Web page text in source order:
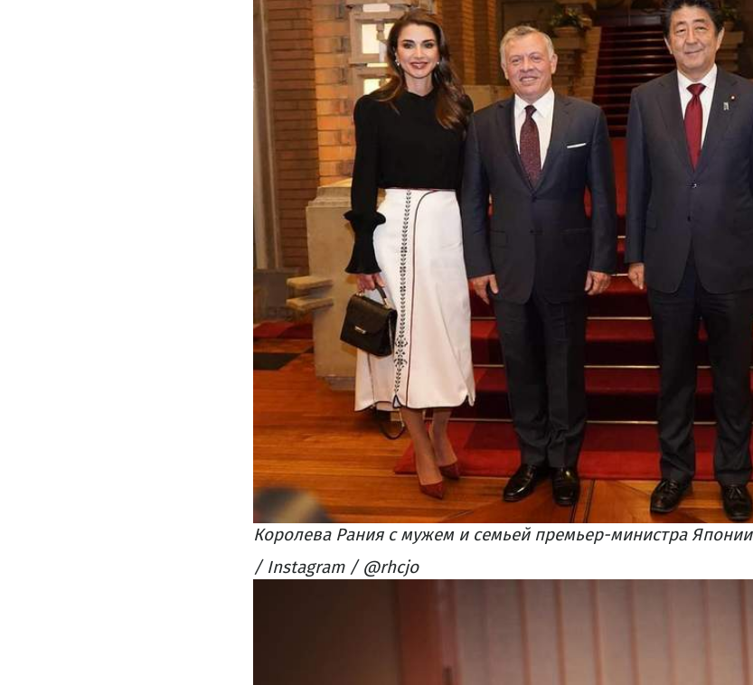
Королева Рания с мужем и семьей премьер-министра Японии
/ Instagram / @rhcjo